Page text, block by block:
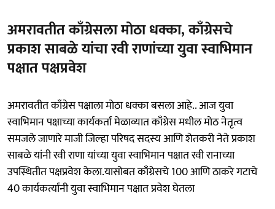
अमरावतीत काँग्रेसला मोठा धक्का, काँग्रेसचे
प्रकाश साबळे यांचा रवी राणांच्या युवा स्वाभिमान
पक्षात पक्षप्रवेश
अमरावतीत काँग्रेस पक्षाला मोठा धक्का बसला आहे.. आज युवा
स्वाभिमान पक्षाच्या कार्यकर्ता मेळाव्यात काँग्रेस मधील मोठ नेतृत्व
समजले जाणारे माजी जिल्हा परिषद सदस्य आणि शेतकरी नेते प्रकाश
साबळे यांनी रवी राणा यांच्या युवा स्वाभिमान पक्षात रवी रानाच्या
उपस्थितीत पक्षप्रवेश केला.यासोबत काँग्रेसचे 100 आणि ठाकरे गटाचे
40 कार्यकर्त्यांनी युवा स्वाभिमान पक्षात प्रवेश घेतला